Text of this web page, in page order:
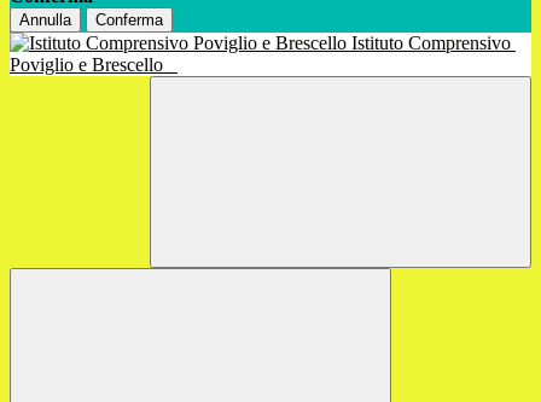
Annulla Conferma
Istituto Comprensivo
Poviglio e Brescello